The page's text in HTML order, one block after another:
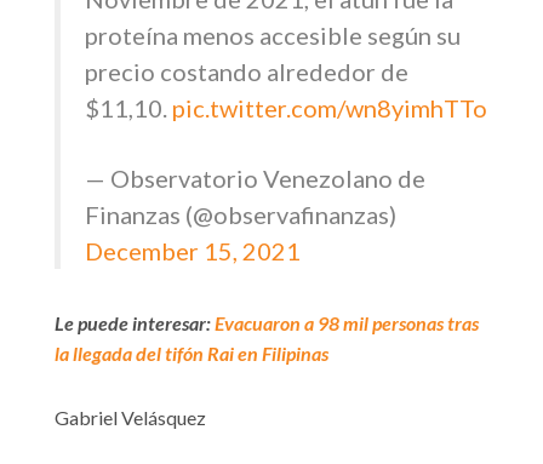
proteína menos accesible según su
precio costando alrededor de
$11,10. pic.twitter.com/wn8yimhTTo
— Observatorio Venezolano de
Finanzas (@observafinanzas)
December 15, 2021
Le puede interesar:Evacuaron a 98 mil personas tras
la llegada del tifón Rai en Filipinas
Gabriel Velásquez